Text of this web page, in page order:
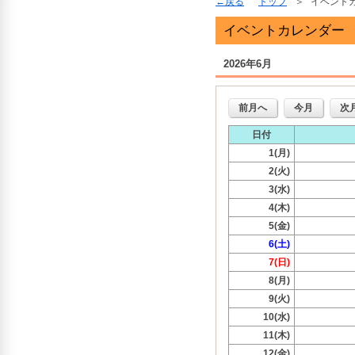
イベントカレンダー
2026年6月
前月へ 今月 次
日付
1(月)
2(火)
3(水)
4(木)
5(金)
6(土)
7(日)
8(月)
9(火)
10(水)
11(木)